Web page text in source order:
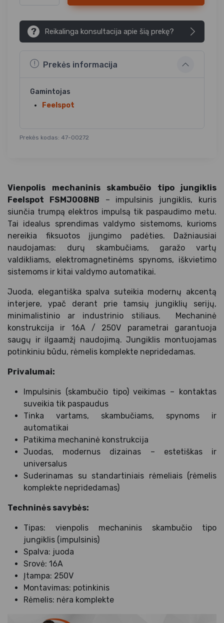
? Reikalinga konsultacija apie šią prekę?
Prekės informacija
Gamintojas
Feelspot
Prekės kodas: 47-00272
Vienpolis mechaninis skambučio tipo jungiklis
Feelspot FSMJ008NB – impulsinis jungiklis, kuris
siunčia trumpą elektros impulsą tik paspaudimo metu.
Tai idealus sprendimas valdymo sistemoms, kurioms
nereikia fiksuotos įjungimo padėties. Dažniausiai
naudojamas: durų skambučiams, garažo vartų
valdikliams, elektromagnetinėms spynoms, iškvietimo
sistemoms ir kitai valdymo automatikai.
Juoda, elegantiška spalva suteikia modernų akcentą
interjere, ypač derant prie tamsių jungiklių serijų,
minimalistinio ar industrinio stiliaus. Mechaninė
konstrukcija ir 16A / 250V parametrai garantuoja
saugų ir ilgaamžį naudojimą. Jungiklis montuojamas
potinkiniu būdu, rėmelis komplekte nepridedamas.
Privalumai:
Impulsinis (skambučio tipo) veikimas – kontaktas
suveikia tik paspaudus
Tinka vartams, skambučiams, spynoms ir
automatikai
Patikima mechaninė konstrukcija
Juodas, modernus dizainas – estetiškas ir
universalus
Suderinamas su standartiniais rėmeliais (rėmelis
komplekte nepridedamas)
Techninės savybės:
Tipas: vienpolis mechaninis skambučio tipo
jungiklis (impulsinis)
Spalva: juoda
Srovė: 16A
Įtampa: 250V
Montavimas: potinkinis
Rėmelis: nėra komplekte